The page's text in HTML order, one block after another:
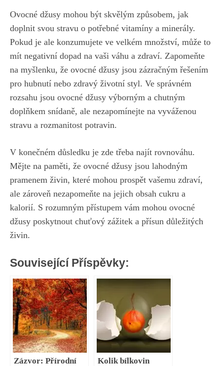
Ovocné džusy‌ mohou být skvělým způsobem, jak
doplnit svou ‍stravu o potřebné vitamíny a minerály.
⁤Pokud je ale konzumujete ve velkém množství, může to
mít negativní dopad⁤ na vaši váhu ‍a zdraví. Zapomeňte
na myšlenku, že ovocné džusy jsou zázračným řešením⁣
pro hubnutí nebo zdravý​ životní styl. Ve správném
rozsahu jsou ovocné‌ džusy výborným a chutným
doplňkem snídaně,​ ale nezapomínejte na​ vyváženou
stravu a rozmanitost potravin.
V konečném důsledku je zde ⁣třeba najít rovnováhu.
Mějte na paměti, že ovocné džusy jsou lahodným
pramenem živin, které mohou prospět​ vašemu ‍zdraví,
ale zároveň nezapomeňte na jejich obsah cukru a
kalorií. S rozumným přístupem vám mohou ⁣ovocné
džusy poskytnout chuťový ⁢zážitek‌ a přísun důležitých
živin.
Související Příspěvky:
Zázvor: Přírodní
Kolik bílkovin